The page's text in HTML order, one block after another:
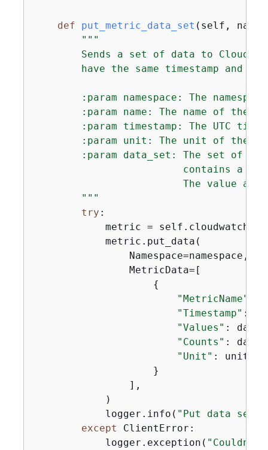
def put_metric_data_set ( self,
"""
Sends a set of data to
have the same timestamp and
:param namespace: The
:param name: The name of the
:param timestamp: The UTC
:param unit: The unit of the
:param data_set: The set of
contains a
The value and
        """
try :
metric =
            metric.put_data(
                Namespace=namespace,
                MetricData=[
{
"MetricName"
"Timestamp" :
"Values" :
"Counts" :
"Unit" : unit,
                    }
                ],
            )
            logger.info(
"Put data set
except ClientError:
            logger.exception(
"Couldn't